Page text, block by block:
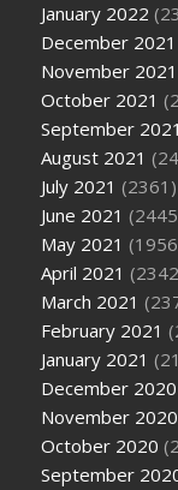
January 2022
December 2021
November 2021
October 2021
September 2021
August 2021
July 2021 (2361)
June 2021
May 2021
April 2021
March 2021
February 2021
January 2021
December 2020
November 2020
October 2020
September